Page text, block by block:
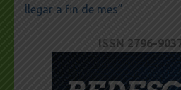
llegar a fin de mes”
ISSN 2796-9037